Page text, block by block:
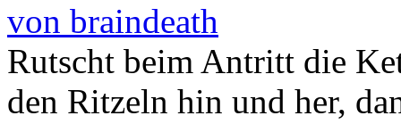
von braindeath
Rutscht beim Antritt die
den Ritzeln hin und her,